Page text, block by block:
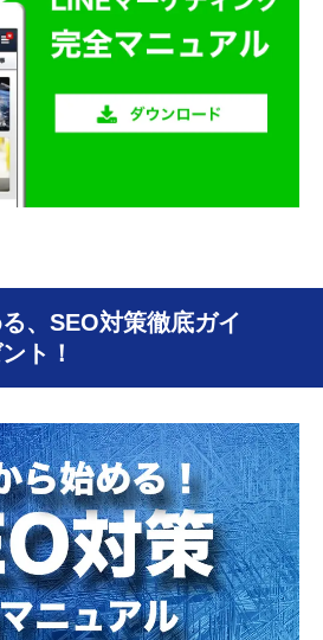
る、SEO対策徹底ガイ
ト！